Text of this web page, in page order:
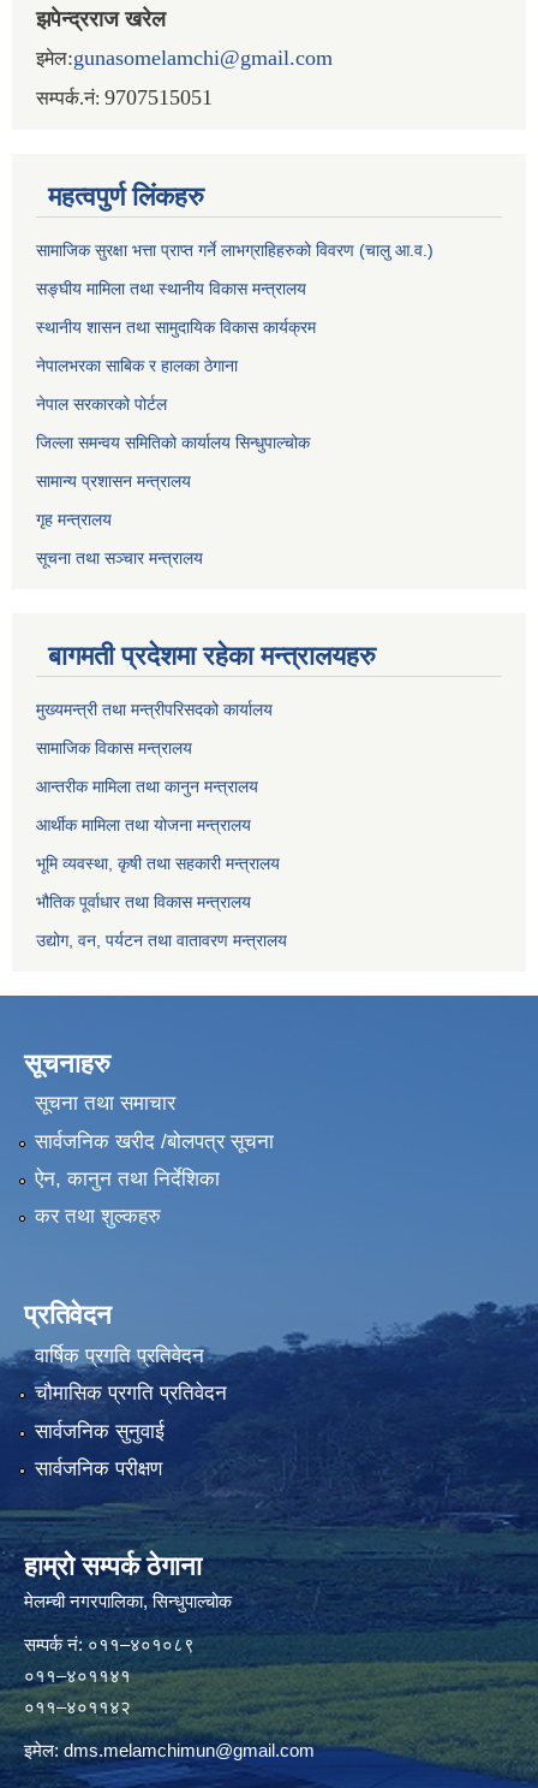
झपेन्द्रराज खरेल
इमेल:gunasomelamchi@gmail.com
सम्पर्क.नं: 9707515051
महत्वपुर्ण लिंकहरु
सामाजिक सुरक्षा भत्ता प्राप्त गर्ने लाभग्राहिहरुको विवरण (चालु आ.व.)
सङ्घीय मामिला तथा स्थानीय विकास मन्त्रालय
स्थानीय शासन तथा सामुदायिक विकास कार्यक्रम
नेपालभरका साबिक र हालका ठेगाना
नेपाल सरकारको पोर्टल
जिल्ला समन्वय समितिको कार्यालय सिन्धुपाल्चोक
सामान्य प्रशासन मन्त्रालय
गृह मन्त्रालय
सूचना तथा सञ्चार मन्त्रालय
बागमती प्रदेशमा रहेका मन्त्रालयहरु
मुख्यमन्त्री तथा मन्त्रीपरिसदको कार्यालय
सामाजिक विकास मन्त्रालय
आन्तरीक मामिला तथा कानुन मन्त्रालय
आर्थीक मामिला तथा योजना मन्त्रालय
भूमि व्यवस्था, कृषी तथा सहकारी मन्त्रालय
भौतिक पूर्वाधार तथा विकास मन्त्रालय
उद्योग, वन, पर्यटन तथा वातावरण मन्त्रालय
सूचनाहरु
सूचना तथा समाचार
सार्वजनिक खरीद /बोलपत्र सूचना
ऐन, कानुन तथा निर्देशिका
कर तथा शुल्कहरु
प्रतिवेदन
वार्षिक प्रगति प्रतिवेदन
चौमासिक प्रगति प्रतिवेदन
सार्वजनिक सुनुवाई
सार्वजनिक परीक्षण
हाम्रो सम्पर्क ठेगाना
मेलम्ची नगरपालिका‍, सिन्धुपाल्चोक
सम्पर्क न‌ं: ०११–४०१०८९
०११–४०११४१
०११–४०११४२
इमेल:dms.melamchimun@gmail.com